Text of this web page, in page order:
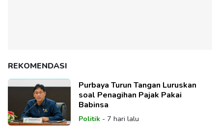
REKOMENDASI
Purbaya Turun Tangan Luruskan
soal Penagihan Pajak Pakai
Babinsa
Politik- 7 hari lalu